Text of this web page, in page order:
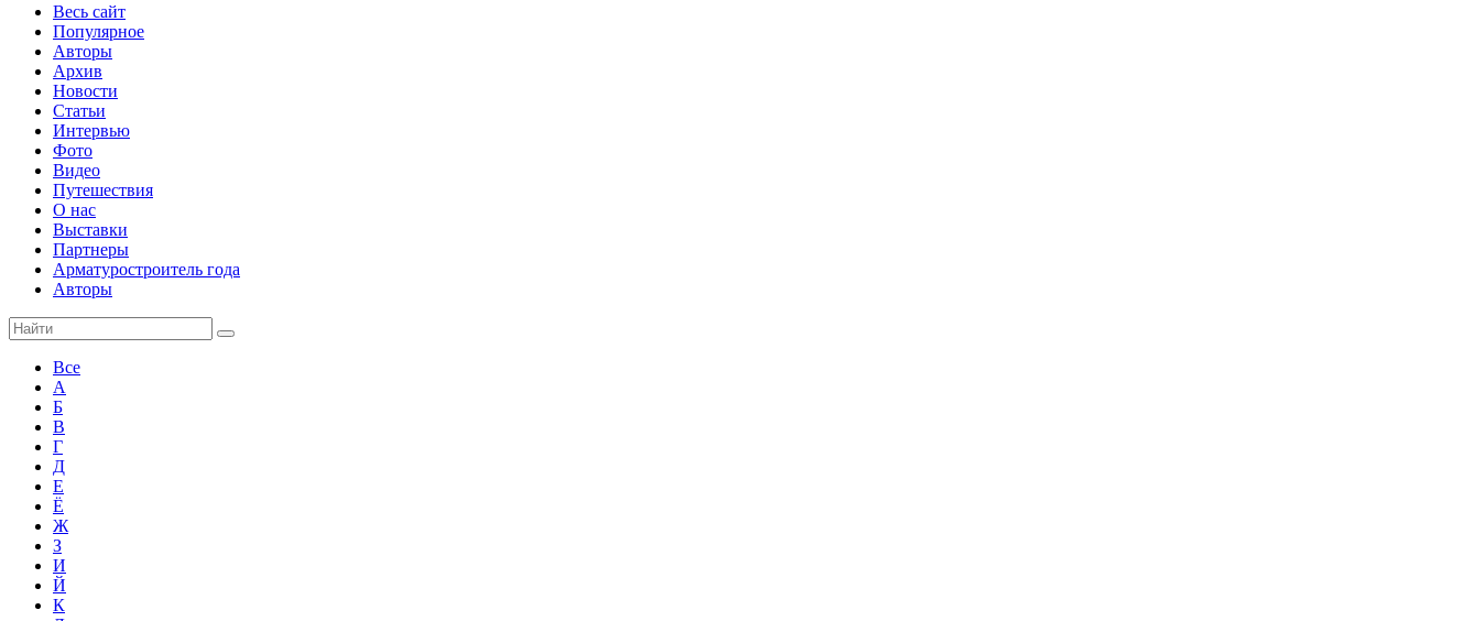
Весь сайт
Популярное
Авторы
Архив
Новости
Статьи
Интервью
Фото
Видео
Путешествия
О нас
Выставки
Партнеры
Арматуростроитель года
Авторы
Все
А
Б
В
Г
Д
Е
Ё
Ж
З
И
Й
К